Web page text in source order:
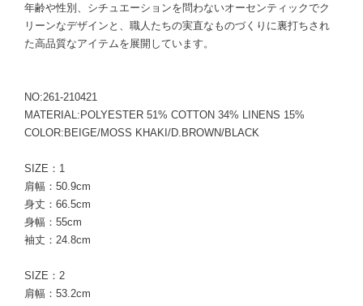
年齢や性別、シチュエーションを問わないオーセンティックでク
リーンなデザインと、職人たちの実直なものづくりに裏打ちされ
た高品質なアイテムを展開しています。
NO:261-210421
MATERIAL:POLYESTER 51% COTTON 34% LINENS 15%
COLOR:BEIGE/MOSS KHAKI/D.BROWN/BLACK
SIZE：1
肩幅：50.9cm
身丈：66.5cm
身幅：55cm
袖丈：24.8cm
SIZE：2
肩幅：53.2cm